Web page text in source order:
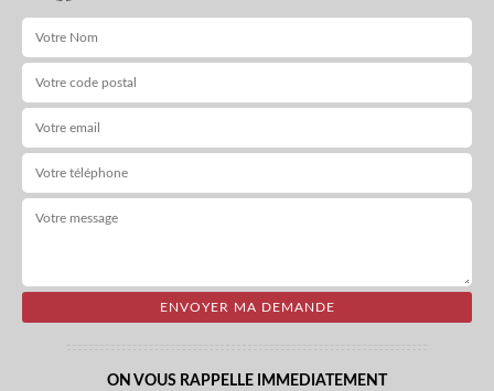
ON VOUS RAPPELLE IMMEDIATEMENT